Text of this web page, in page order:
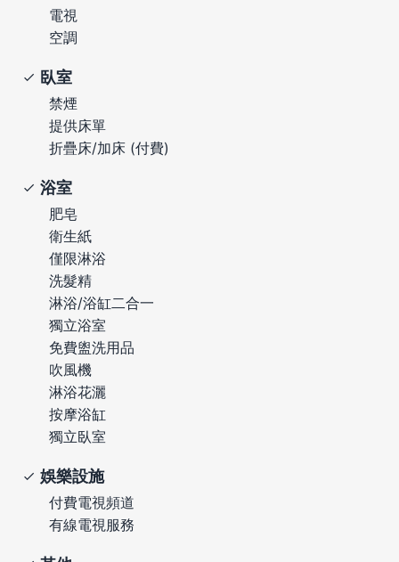
電視
空調
臥室
禁煙
提供床單
折疊床/加床 (付費)
浴室
肥皂
衛生紙
僅限淋浴
洗髮精
淋浴/浴缸二合一
獨立浴室
免費盥洗用品
吹風機
淋浴花灑
按摩浴缸
獨立臥室
娛樂設施
付費電視頻道
有線電視服務